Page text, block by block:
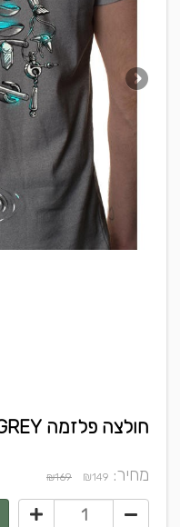
חולצה פלזמה WIND KEY GREY
מחיר: ₪149
₪169